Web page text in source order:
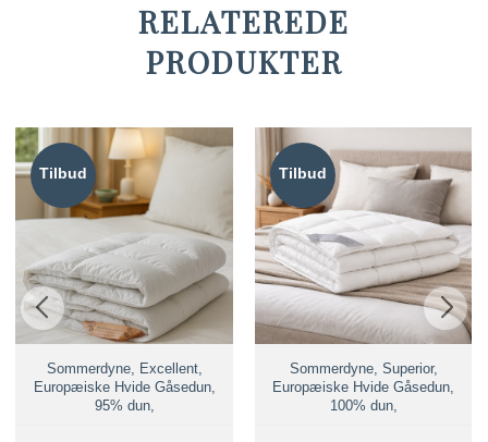
RELATEREDE
PRODUKTER
Tilbud
Sommerdyne, Excellent,
Europæiske Hvide Gåsedun,
95% dun,
Tilbud
Sommerdyne, Superior,
Europæiske Hvide Gåsedun,
100% dun,